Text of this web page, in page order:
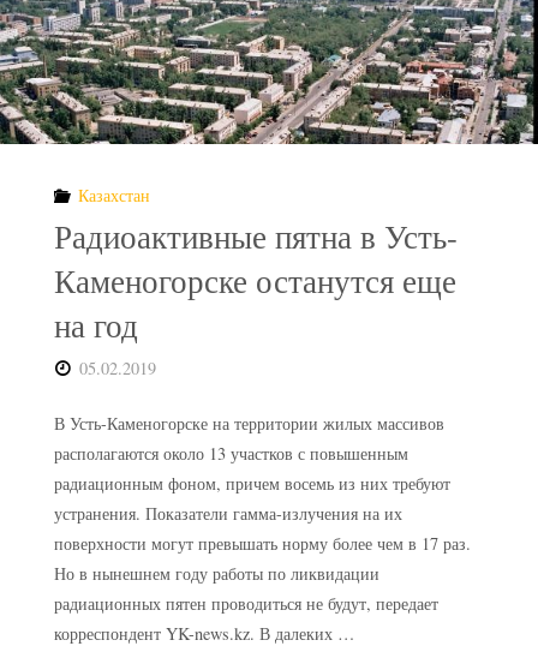
Казахстан
Радиоактивные пятна в Усть-
Каменогорске останутся еще
на год
05.02.2019
В Усть-Каменогорске на территории жилых массивов
располагаются около 13 участков с повышенным
радиационным фоном, причем восемь из них требуют
устранения. Показатели гамма-излучения на их
поверхности могут превышать норму более чем в 17 раз.
Но в нынешнем году работы по ликвидации
радиационных пятен проводиться не будут, передает
корреспондент YK-news.kz. В далеких …